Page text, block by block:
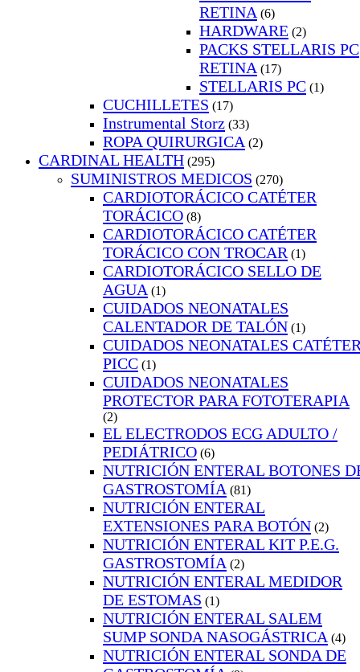
RETINA (6)
HARDWARE (2)
PACKS STELLARIS PC
RETINA (17)
STELLARIS PC (1)
CUCHILLETES (17)
Instrumental Storz (33)
ROPA QUIRURGICA (2)
CARDINAL HEALTH (295)
SUMINISTROS MEDICOS (270)
CARDIOTORÁCICO CATÉTER
TORÁCICO (8)
CARDIOTORÁCICO CATÉTER
TORÁCICO CON TROCAR (1)
CARDIOTORÁCICO SELLO DE
AGUA (1)
CUIDADOS NEONATALES
CALENTADOR DE TALÓN (1)
CUIDADOS NEONATALES
PICC (1)
CUIDADOS NEONATALES
PROTECTOR PARA FOTOTERAPIA
(2)
EL ELECTRODOS ECG ADULTO /
PEDIÁTRICO (6)
NUTRICIÓN ENTERAL BOTONES
GASTROSTOMÍA (81)
NUTRICIÓN ENTERAL
EXTENSIONES PARA BOTÓN (2)
NUTRICIÓN ENTERAL KIT P.E.G.
GASTROSTOMÍA (2)
NUTRICIÓN ENTERAL MEDIDOR
DE ESTOMAS (1)
NUTRICIÓN ENTERAL SALEM
SUMP SONDA NASOGÁSTRICA (4)
NUTRICIÓN ENTERAL SONDA DE